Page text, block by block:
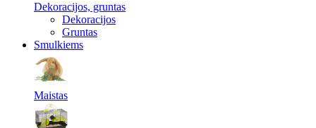
Dekoracijos, gruntas
Dekoracijos
Gruntas
Smulkiems
Maistas